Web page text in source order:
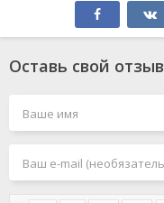
Оставь свой отзыв